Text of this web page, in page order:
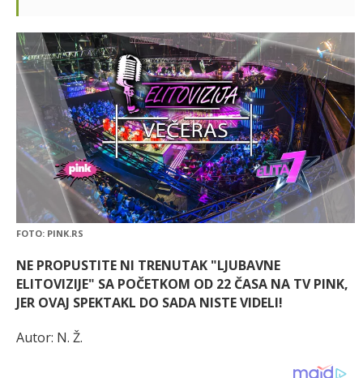
FOTO: PINK.RS
NE PROPUSTITE NI TRENUTAK "LJUBAVNE
ELITOVIZIJE" SA POČETKOM OD 22 ČASA NA TV PINK,
JER OVAJ SPEKTAKL DO SADA NISTE VIDELI!
Autor: N. Ž.